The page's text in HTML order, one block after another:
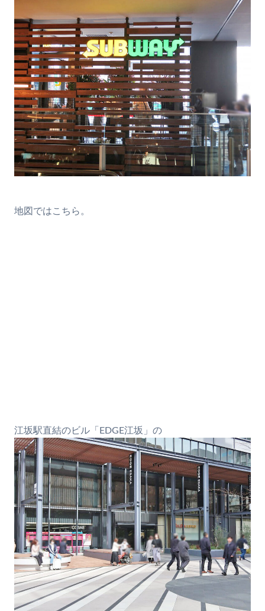
地図ではこちら。
江坂駅直結のビル「EDGE江坂」の